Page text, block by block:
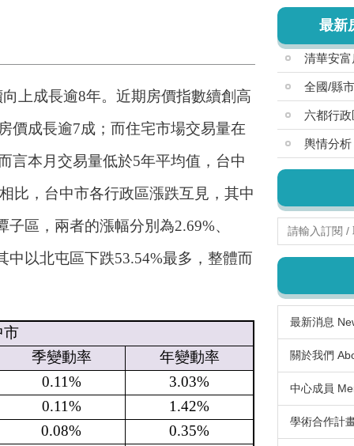
上成長逾8年。近期房價指數續創高
價成長逾7成；而住宅市場交易量在
言本月交易量低於5年平均值，台中
比，台中市各行政區漲跌互見，其中
區，兩者的漲幅分別為2.69%、
以北屯區下跌53.54%最多，整體而
市
季變動率
年變動率
0.11%
3.03%
0.11%
1.42%
0.08%
0.35%
最新
清華安
全國/縣
六都行
輿情分析
最新消息
關於我們
中心成員
學術合作計